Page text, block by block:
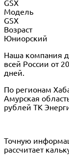
GSX
Модель
GSX
Возраст
Юниорский
Наша компания
всей России от
дней.
По регионам
Амурская
рублей ТК
Точную
рассчитает